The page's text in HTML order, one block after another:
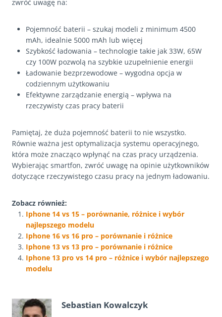
zwróć uwagę na:
Pojemność baterii – szukaj modeli z minimum 4500
mAh, idealnie 5000 mAh lub więcej
Szybkość ładowania – technologie takie jak 33W, 65W
czy 100W pozwolą na szybkie uzupełnienie energii
Ładowanie bezprzewodowe – wygodna opcja w
codziennym użytkowaniu
Efektywne zarządzanie energią – wpływa na
rzeczywisty czas pracy baterii
Pamiętaj, że duża pojemność baterii to nie wszystko.
Równie ważna jest optymalizacja systemu operacyjnego,
która może znacząco wpłynąć na czas pracy urządzenia.
Wybierając smartfon, zwróć uwagę na opinie użytkowników
dotyczące rzeczywistego czasu pracy na jednym ładowaniu.
Zobacz również:
Iphone 14 vs 15 – porównanie, różnice i wybór
najlepszego modelu
Iphone 16 vs 16 pro – porównanie i różnice
Iphone 13 vs 13 pro – porównanie i różnice
Iphone 13 pro vs 14 pro – różnice i wybór najlepszego
modelu
Sebastian Kowalczyk